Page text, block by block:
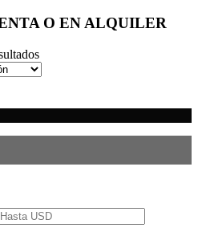
O EN ALQUILER